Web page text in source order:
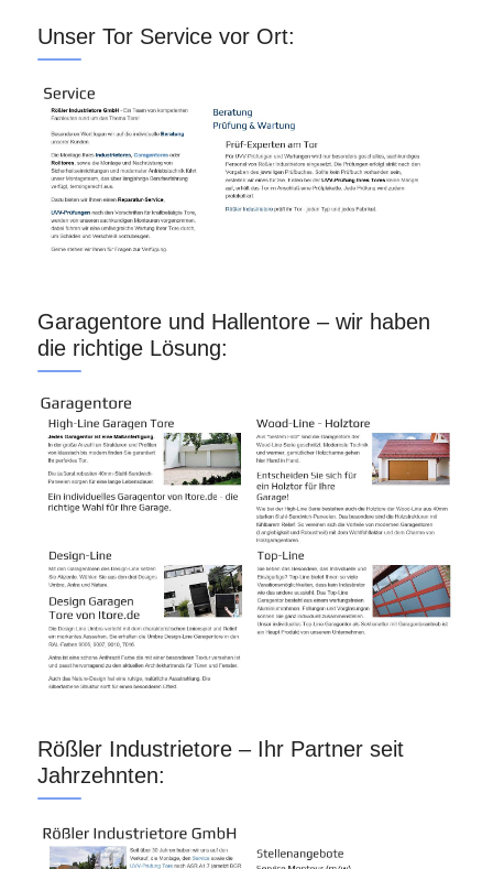
Unser Tor Service vor Ort:
Garagentore und Hallentore – wir haben
die richtige Lösung:
Rößler Industrietore – Ihr Partner seit
Jahrzehnten: